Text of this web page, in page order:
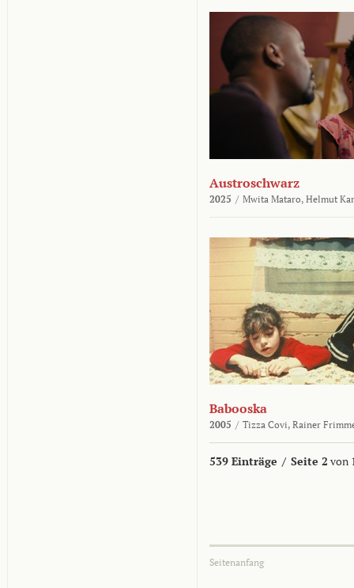
Austroschwarz
2025 / Mwita Mataro, Helmut
Babooska
2005 / Tizza Covi, Rainer
539 Einträge / Seite 2 von
Seitenanfang